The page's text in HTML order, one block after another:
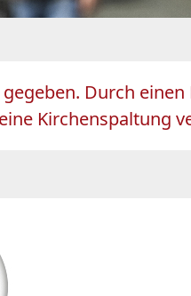
Durch
Kirchenspaltung